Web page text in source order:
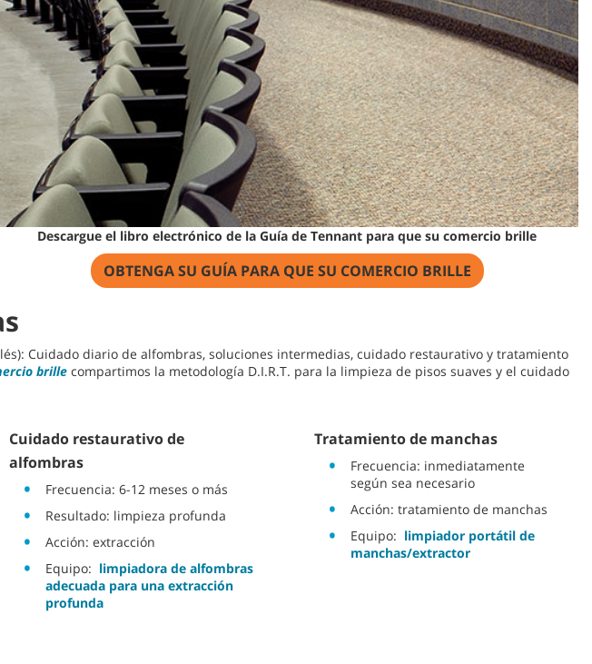
Descargue el libro electrónico de la Guía de Tennant para que su comercio brille
OBTENGA SU GUÍA PARA QUE SU COMERCIO BRILLE
Cuidado diario de alfombras, soluciones intermedias, cuidado restaurativo y tratamiento
brille compartimos la metodología D.I.R.T. para la limpieza de pisos suaves y el cuidado
Cuidado restaurativo de
alfombras
Frecuencia: 6-12 meses o más
Resultado: limpieza profunda
Acción: extracción
Equipo: limpiadora de alfombras
adecuada para una extracción
profunda
Tratamiento de manchas
Frecuencia: inmediatamente
según sea necesario
Acción: tratamiento de manchas
Equipo: limpiador portátil de
manchas/extractor